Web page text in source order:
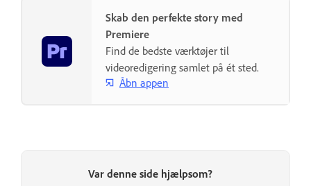
Skab den perfekte story med
Premiere
Find de bedste værktøjer til
videoredigering samlet på ét sted.
Åbn appen
Var denne side hjælpsom?